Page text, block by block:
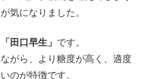
気になりました。
「田口早生」 です。
がら、より糖度が高く、適度
のが特徴です。